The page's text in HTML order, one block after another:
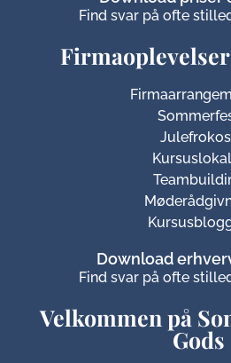
Find svar på ofte
Velkommen på
Gods​
Download
Find svar på ofte